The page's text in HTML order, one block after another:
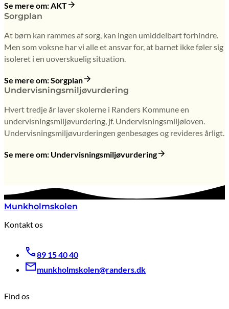
Se mere om: AKT
Sorgplan
At børn kan rammes af sorg, kan ingen umiddelbart forhindre.
Men som voksne har vi alle et ansvar for, at barnet ikke føler sig
isoleret i en uoverskuelig situation.
Se mere om: Sorgplan
Undervisningsmiljøvurdering
Hvert tredje år laver skolerne i Randers Kommune en
undervisningsmiljøvurdering, jf. Undervisningsmiljøloven.
Undervisningsmiljøvurderingen genbesøges og revideres årligt.
Se mere om: Undervisningsmiljøvurdering
Munkholmskolen
Kontakt os
89 15 40 40
munkholmskolen@randers.dk
Find os